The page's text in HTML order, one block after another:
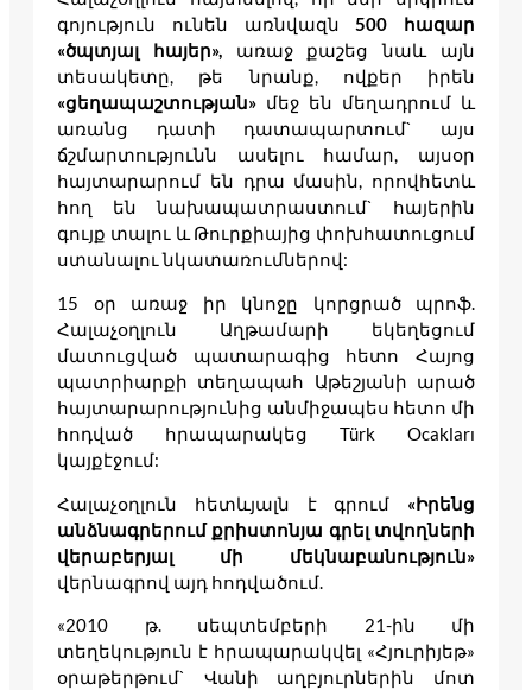
գոյություն ունեն առնվազն500 հազար
«ծպտյալ հայեր»,առաջ քաշեց նաև այն
տեսակետը, թե նրանք, ովքեր իրեն
«ցեղապաշտության» մեջ են մեղադրում և
առանց դատի դատապարտում` այս
ճշմարտությունն ասելու համար, այսօր
հայտարարում են դրա մասին, որովհետև
հող են նախապատրաստում` հայերին
գույք տալու և Թուրքիայից փոխհատուցում
ստանալու նկատառումներով:
15 օր առաջ իր կնոջը կորցրած պրոֆ.
Հալաչօղլուն Աղթամարի եկեղեցում
մատուցված պատարագից հետո Հայոց
պատրիարքի տեղապահ Աթեշյանի արած
հայտարարությունից անմիջապես հետո մի
հոդված հրապարակեց Türk Ocakları
կայքէջում:
Հալաչօղլուն հետևյալն է գրում «Իրենց
անձնագրերում քրիստոնյա գրել տվողների
վերաբերյալ մի մեկնաբանություն»
վերնագրով այդ հոդվածում.
«2010 թ. սեպտեմբերի 21-ին մի
տեղեկություն է հրապարակվել «Հյուրիյեթ»
օրաթերթում` Վանի աղբյուրներին մոտ